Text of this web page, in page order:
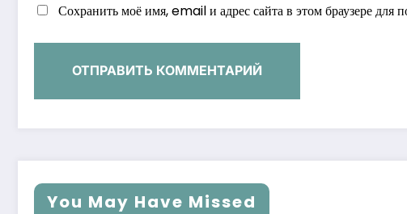
Сохранить моё имя, email и адрес сайта в этом браузере для
You May Have Missed